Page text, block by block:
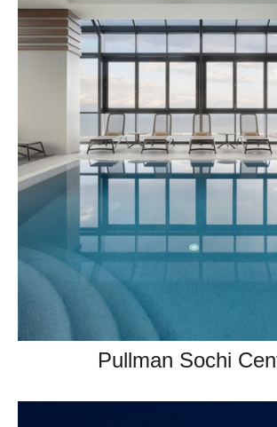
Pullman Sochi